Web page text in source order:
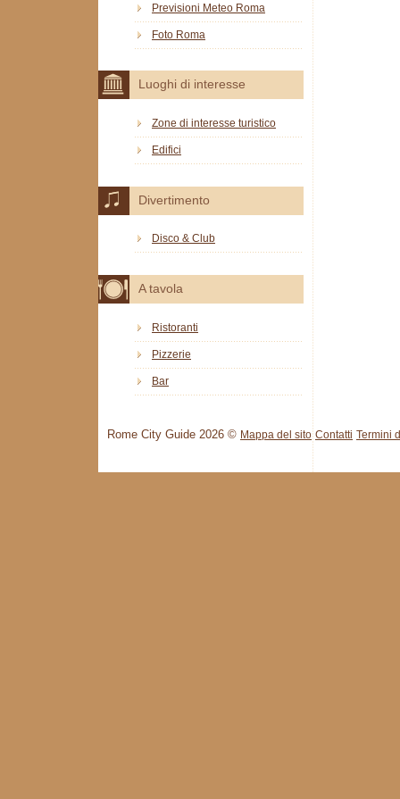
Previsioni Meteo Roma
Foto Roma
Luoghi di interesse
Zone di interesse turistico
Edifici
Divertimento
Disco & Club
A tavola
Ristoranti
Pizzerie
Bar
Rome City Guide 2026 © Mappa del sito Contatti Termini